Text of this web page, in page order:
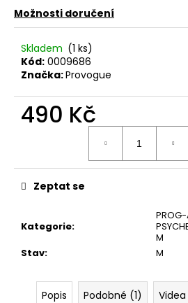
Možnosti doručení
Skladem (1 ks)
Kód: 0009686
Značka:Provogue
490 Kč
Kategorie:
M
Stav: M
Zeptat se
Popis Podobné (1) Videa
u
j
e
m
e
ABBA
390
Kč